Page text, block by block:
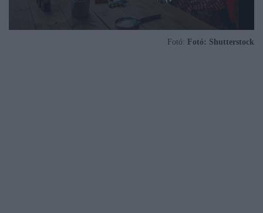
Fotó: Fotó: Shutterstock